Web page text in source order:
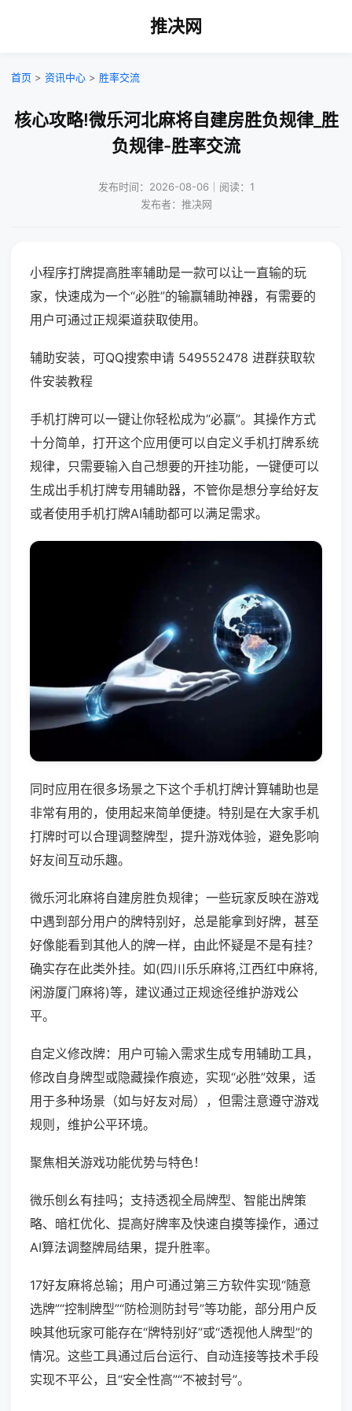
推决网
首页 > 资讯中心 > 胜率交流
核心攻略!微乐河北麻将自建房胜负规律_胜
负规律-胜率交流
发布时间：2026-08-06｜阅读：1
发布者：推决网
小程序打牌提高胜率辅助是一款可以让一直输的玩
家，快速成为一个“必胜”的输赢辅助神器，有需要的
用户可通过正规渠道获取使用。
辅助安装，可QQ搜索申请 549552478 进群获取软
件安装教程
手机打牌可以一键让你轻松成为“必赢”。其操作方式
十分简单，打开这个应用便可以自定义手机打牌系统
规律，只需要输入自己想要的开挂功能，一键便可以
生成出手机打牌专用辅助器，不管你是想分享给好友
或者使用手机打牌AI辅助都可以满足需求。
同时应用在很多场景之下这个手机打牌计算辅助也是
非常有用的，使用起来简单便捷。特别是在大家手机
打牌时可以合理调整牌型，提升游戏体验，避免影响
好友间互动乐趣。
微乐河北麻将自建房胜负规律；一些玩家反映在游戏
中遇到部分用户的牌特别好，总是能拿到好牌，甚至
好像能看到其他人的牌一样，由此怀疑是不是有挂？
确实存在此类外挂。如(四川乐乐麻将,江西红中麻将,
闲游厦门麻将)等，建议通过正规途径维护游戏公
平。
自定义修改牌：用户可输入需求生成专用辅助工具，
修改自身牌型或隐藏操作痕迹，实现“必胜”效果，适
用于多种场景（如与好友对局），但需注意遵守游戏
规则，维护公平环境。
聚焦相关游戏功能优势与特色！
微乐刨幺有挂吗；支持透视全局牌型、智能出牌策
略、暗杠优化、提高好牌率及快速自摸等操作，通过
AI算法调整牌局结果，提升胜率。
17好友麻将总输；用户可通过第三方软件实现“随意
选牌”“控制牌型”“防检测防封号”等功能，部分用户反
映其他玩家可能存在“牌特别好”或“透视他人牌型”的
情况。这些工具通过后台运行、自动连接等技术手段
实现不平公，且“安全性高”“不被封号”。